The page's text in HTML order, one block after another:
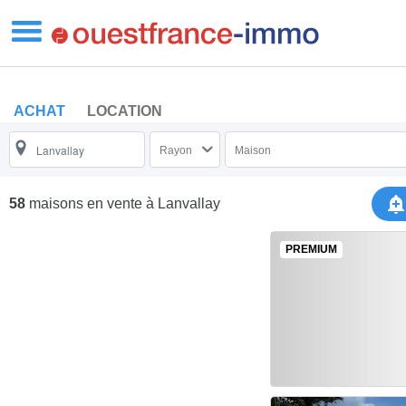
ACHAT LOCATION
Rayon Maison
58 maisons en vente à Lanvallay
PREMIUM